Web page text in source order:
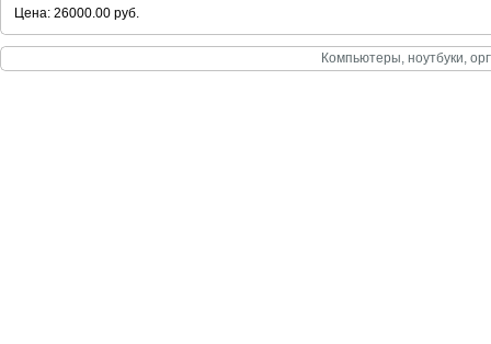
Цена: 26000.00 руб.
Компьютеры, ноутбуки,